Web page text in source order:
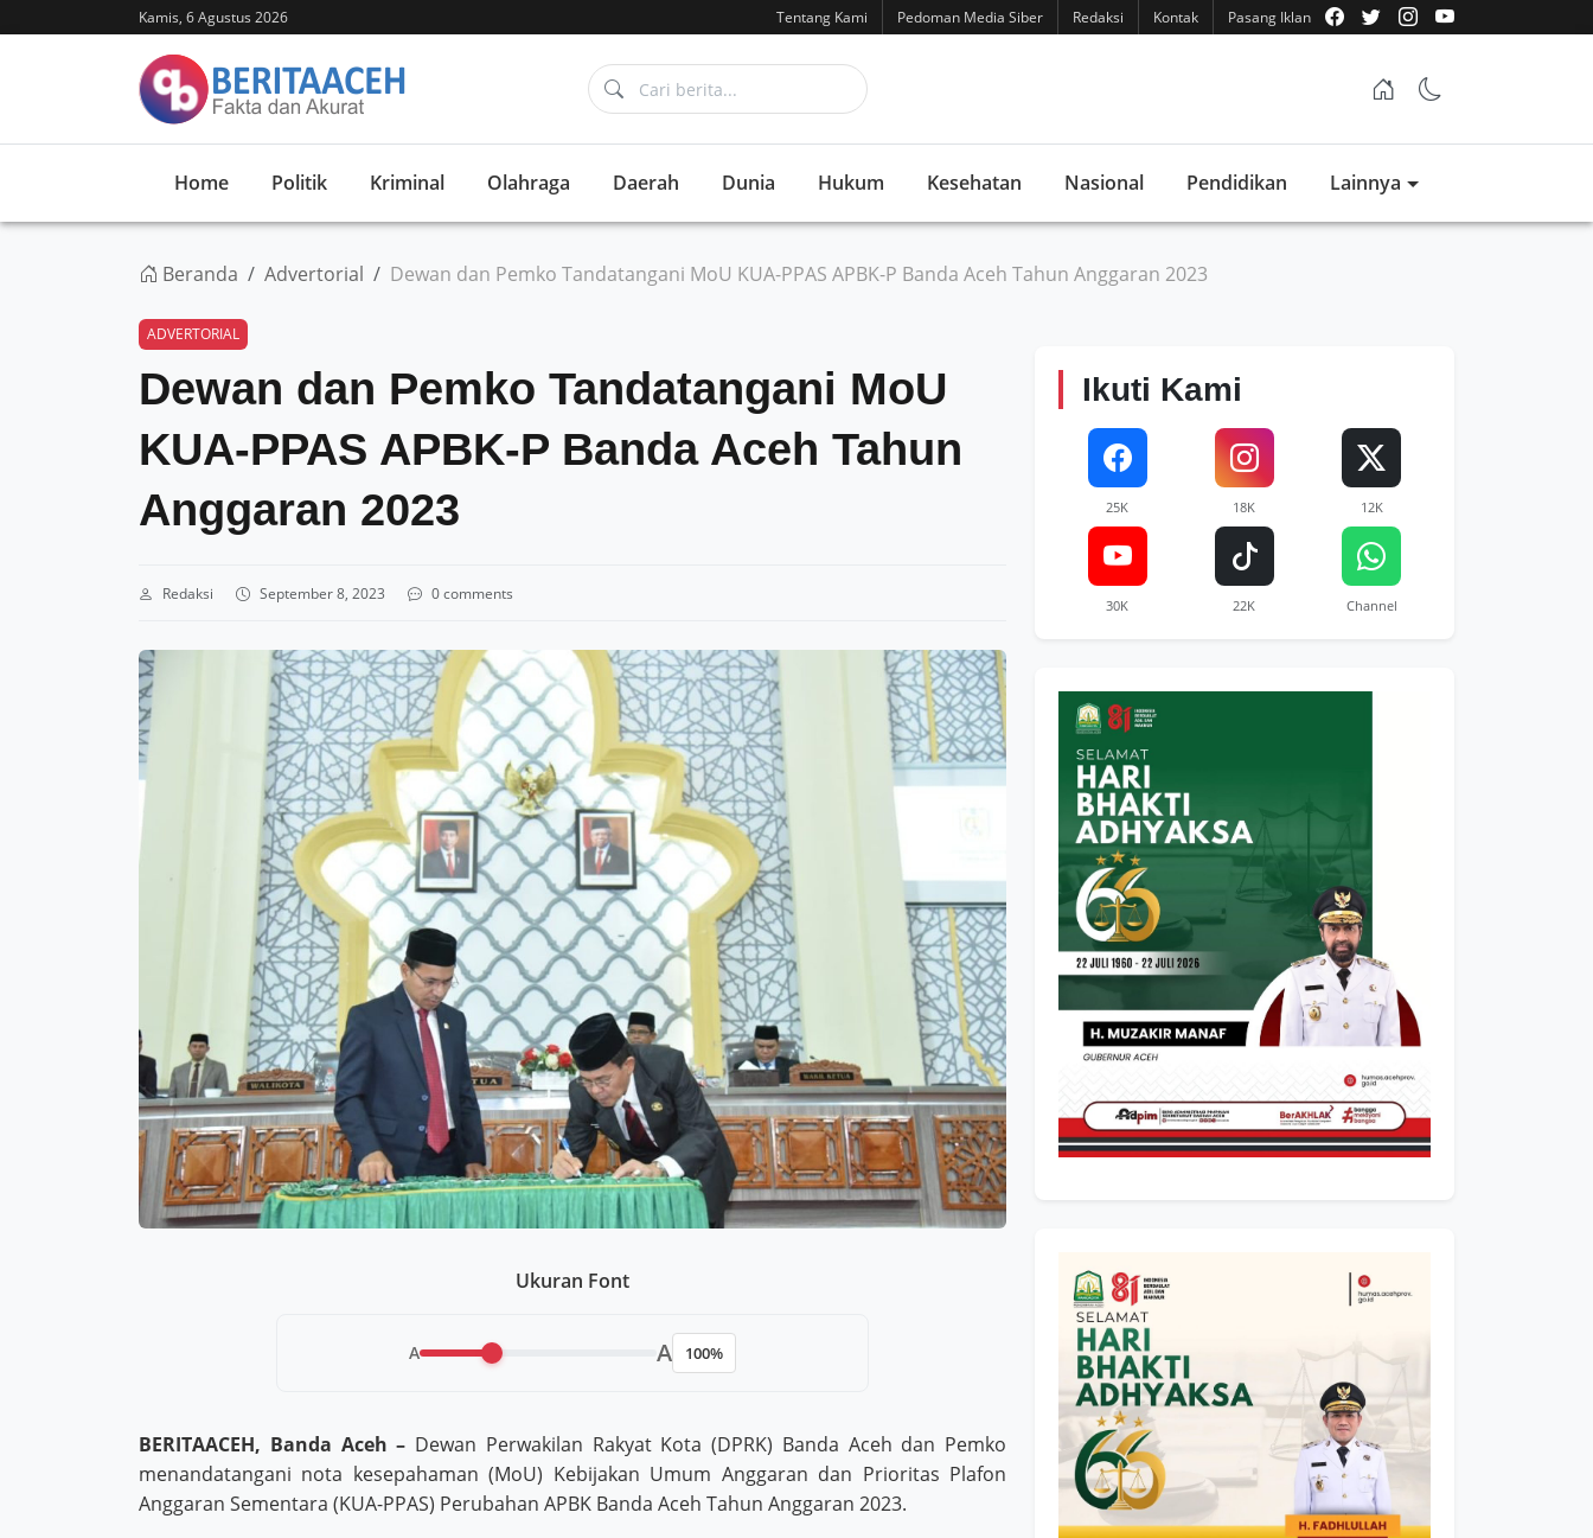
Kamis, 6 Agustus 2026 Tentang Kami Pedoman Media Siber Redaksi Kontak Pasang Iklan
Home Politik Kriminal Olahraga Daerah Dunia Hukum Kesehatan Nasional Pendidikan Lainnya
Beranda Advertorial Dewan dan Pemko Tandatangani MoU KUA-PPAS APBK-P Banda Aceh Tahun Anggaran 2023
ADVERTORIAL
Dewan dan Pemko Tandatangani MoU
KUA-PPAS APBK-P Banda Aceh Tahun
Anggaran 2023
Redaksi September 8, 2023 0 comments
Ukuran Font
A A 100%
BERITAACEH, Banda Aceh – Dewan Perwakilan Rakyat Kota (DPRK) Banda Aceh dan Pemko
menandatangani nota kesepahaman (MoU) Kebijakan Umum Anggaran dan Prioritas Plafon
Anggaran Sementara (KUA-PPAS) Perubahan APBK Banda Aceh Tahun Anggaran 2023.
Ikuti Kami
25K 18K 12K
30K 22K Channel